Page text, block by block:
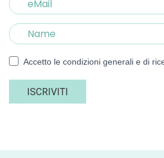
Accetto le condizioni generali e di
ISCRIVITI